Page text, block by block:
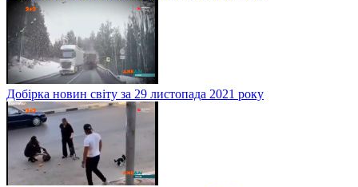
Добірка новин світу за 29 листопада 2021 року